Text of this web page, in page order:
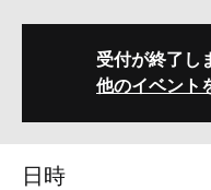
受付が終了し
他のイベント
日時